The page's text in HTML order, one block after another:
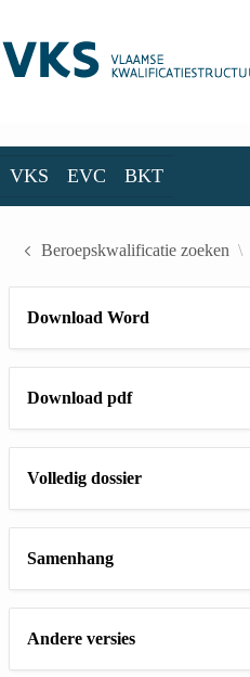
VKS EVC BKT
Beroepskwalificatie zoeken
Download Word
Download pdf
Volledig dossier
Samenhang
Andere versies